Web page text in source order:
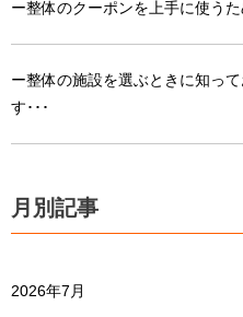
ー整体のクーポンを上手に使う
ー整体の施設を選ぶときに知っ
す･･･
月別記事
2026年7月